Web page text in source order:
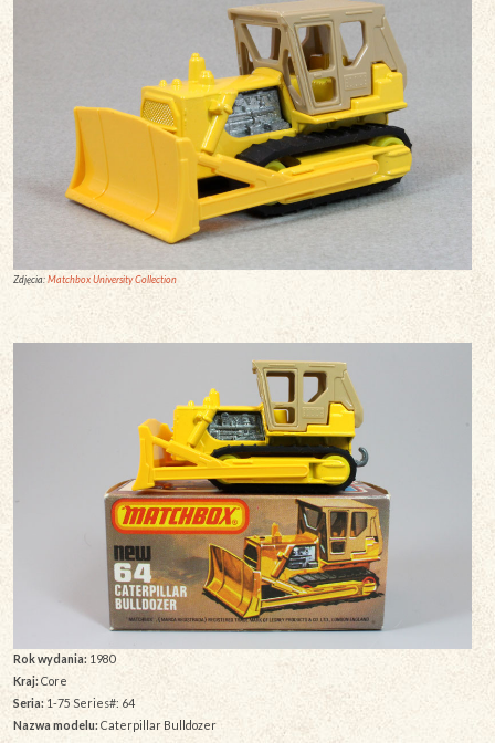
Zdjęcia:Matchbox University Collection
Rok wydania:1980
Kraj:Core
Seria:1-75 Series#: 64
Nazwa modelu:Caterpillar Bulldozer